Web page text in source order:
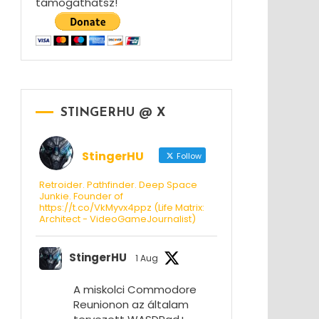
STINGERHU @ X
StingerHU Follow
Retroider. Pathfinder. Deep Space
Junkie. Founder of
https://t.co/VkMyvx4ppz (Life Matrix:
Architect - VideoGameJournalist)
StingerHU 1 Aug
A miskolci Commodore
Reunionon az általam